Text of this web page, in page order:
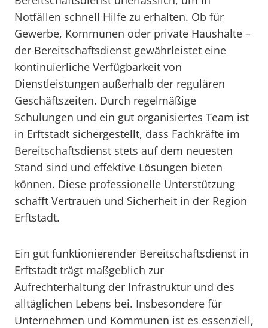
Notfällen schnell Hilfe zu erhalten. Ob für
Gewerbe, Kommunen oder private Haushalte –
der Bereitschaftsdienst gewährleistet eine
kontinuierliche Verfügbarkeit von
Dienstleistungen außerhalb der regulären
Geschäftszeiten. Durch regelmäßige
Schulungen und ein gut organisiertes Team ist
in Erftstadt sichergestellt, dass Fachkräfte im
Bereitschaftsdienst stets auf dem neuesten
Stand sind und effektive Lösungen bieten
können. Diese professionelle Unterstützung
schafft Vertrauen und Sicherheit in der Region
Erftstadt.
Ein gut funktionierender Bereitschaftsdienst in
Erftstadt trägt maßgeblich zur
Aufrechterhaltung der Infrastruktur und des
alltäglichen Lebens bei. Insbesondere für
Unternehmen und Kommunen ist es essenziell,